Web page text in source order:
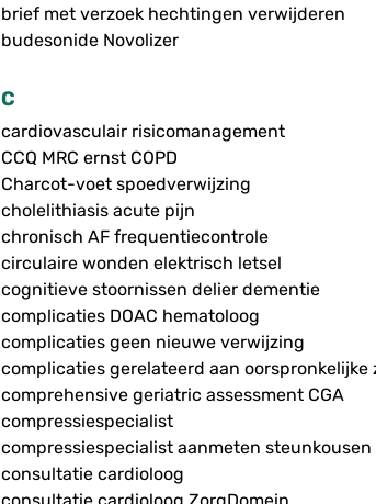
brief met verzoek hechtingen verwijderen
budesonide Novolizer
C
cardiovasculair risicomanagement
CCQ MRC ernst COPD
Charcot-voet spoedverwijzing
cholelithiasis acute pijn
chronisch AF frequentiecontrole
circulaire wonden elektrisch letsel
cognitieve stoornissen delier dementie
complicaties DOAC hematoloog
complicaties geen nieuwe verwijzing
complicaties gerelateerd aan
comprehensive geriatric assessment CGA
compressiespecialist
compressiespecialist aanmeten steunkousen
consultatie cardioloog